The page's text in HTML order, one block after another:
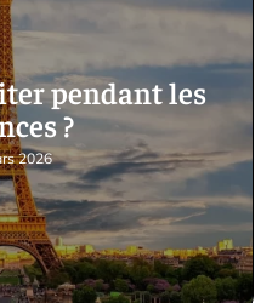
pendant les
?
2026